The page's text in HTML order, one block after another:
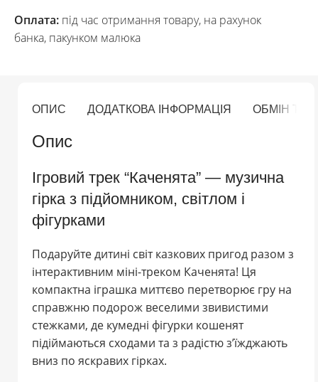
Оплата: під час отримання товару, на рахунок
банка, пакунком малюка
ОПИС ДОДАТКОВА ІНФОРМАЦІЯ ОБМІН ТА
Опис
Ігровий трек “Каченята” — музична
гірка з підйомником, світлом і
фігурками
Подаруйте дитині світ казкових пригод разом з
інтерактивним міні-треком Каченята! Ця
компактна іграшка миттєво перетворює гру на
справжню подорож веселими звивистими
стежками, де кумедні фігурки кошенят
підіймаються сходами та з радістю з’їжджають
вниз по яскравих гірках.